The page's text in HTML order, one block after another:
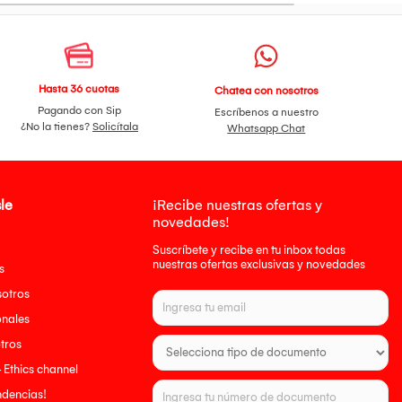
Hasta 36 cuotas
Pagando con Sip
¿No la tienes? Solicítala
Chatea con nosotros
Escríbenos a nuestro
Whatsapp Chat
channel
¡Recibe nuestras ofertas y
novedades!
Suscríbete y recibe en tu inbox todas
nuestras ofertas exclusivas y novedades